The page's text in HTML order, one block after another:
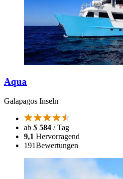
Aqua
Galapagos Inseln
ab $ 584 / Tag
9,1 Hervorragend
191Bewertungen